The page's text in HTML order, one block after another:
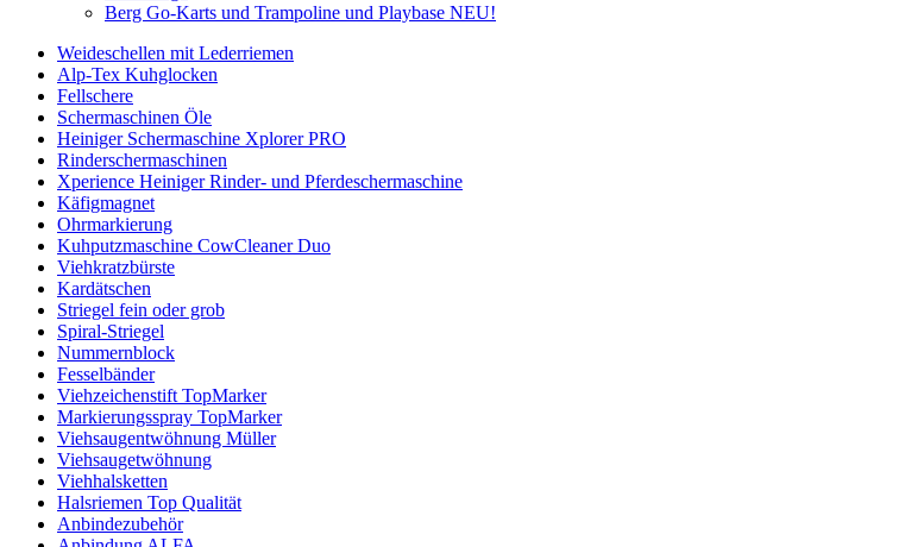
Berg Go-Karts und Trampoline und Playbase NEU!
Weideschellen mit Lederriemen
Alp-Tex Kuhglocken
Fellschere
Schermaschinen Öle
Heiniger Schermaschine Xplorer PRO
Rinderschermaschinen
Xperience Heiniger Rinder- und Pferdeschermaschine
Käfigmagnet
Ohrmarkierung
Kuhputzmaschine CowCleaner Duo
Viehkratzbürste
Kardätschen
Striegel fein oder grob
Spiral-Striegel
Nummernblock
Fesselbänder
Viehzeichenstift TopMarker
Markierungsspray TopMarker
Viehsaugentwöhnung Müller
Viehsaugetwöhnung
Viehhalsketten
Halsriemen Top Qualität
Anbindezubehör